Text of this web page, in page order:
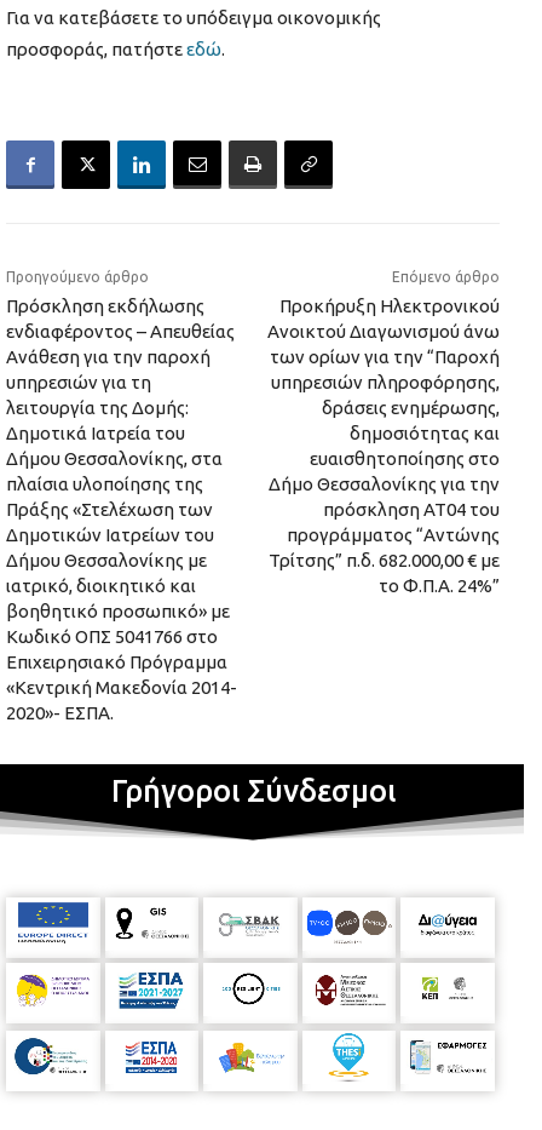
Για να κατεβάσετε το υπόδειγμα οικονομικής
προσφοράς, πατήστεεδώ.
Προηγούμενο άρθρο
Πρόσκληση εκδήλωσης
ενδιαφέροντος – Απευθείας
Ανάθεση για την παροχή
υπηρεσιών για τη
λειτουργία της Δομής:
Δημοτικά Ιατρεία του
Δήμου Θεσσαλονίκης, στα
πλαίσια υλοποίησης της
Πράξης «Στελέχωση των
Δημοτικών Ιατρείων του
Δήμου Θεσσαλονίκης με
ιατρικό, διοικητικό και
βοηθητικό προσωπικό» με
Κωδικό ΟΠΣ 5041766 στο
Επιχειρησιακό Πρόγραμμα
«Κεντρική Μακεδονία 2014-
2020»- ΕΣΠΑ.
Επόμενο άρθρο
Προκήρυξη Ηλεκτρονικού
Ανοικτού Διαγωνισμού άνω
των ορίων για την “Παροχή
υπηρεσιών πληροφόρησης,
δράσεις ενημέρωσης,
δημοσιότητας και
ευαισθητοποίησης στο
Δήμο Θεσσαλονίκης για την
πρόσκληση ΑΤ04 του
προγράμματος “Αντώνης
Τρίτσης” π.δ. 682.000,00 € με
το Φ.Π.Α. 24%”
Γρήγοροι Σύνδεσμοι